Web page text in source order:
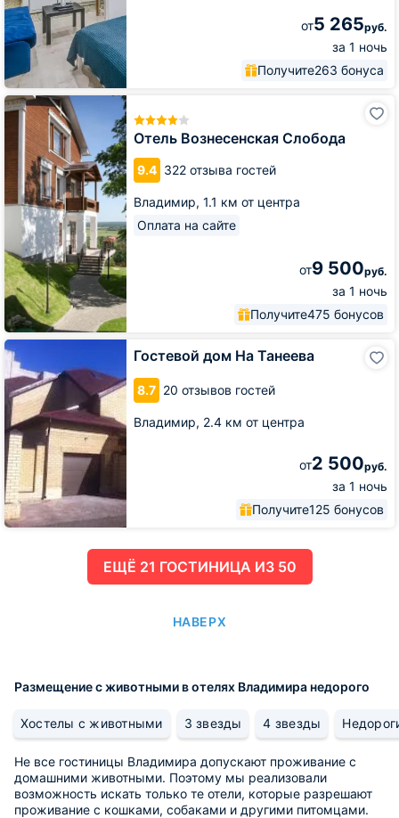
от5 265руб.
за 1 ночь
Получите263 бонуса
Отель Вознесенская Слобода
9.4 322 отзыва гостей
Владимир, 1.1 км от центра
Оплата на сайте
от9 500руб.
за 1 ночь
Получите475 бонусов
Отель
Вознесенская
Слобода
Гостевой дом На Танеева
8.7 20 отзывов гостей
Владимир, 2.4 км от центра
от2 500руб.
за 1 ночь
Получите125 бонусов
Гостевой
дом
На
Танеева
ЕЩË 21 ГОСТИНИЦА ИЗ 50
НАВЕРХ
Размещение с животными в отелях Владимира недорого
Хостелы с животными 3 звезды 4 звезды
Не все гостиницы Владимира допускают проживание с
домашними животными. Поэтому мы реализовали
возможность искать только те отели, которые разрешают
проживание с кошками, собаками и другими питомцами.